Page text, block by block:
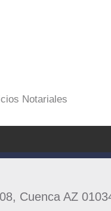
Notariales
Cuenca AZ